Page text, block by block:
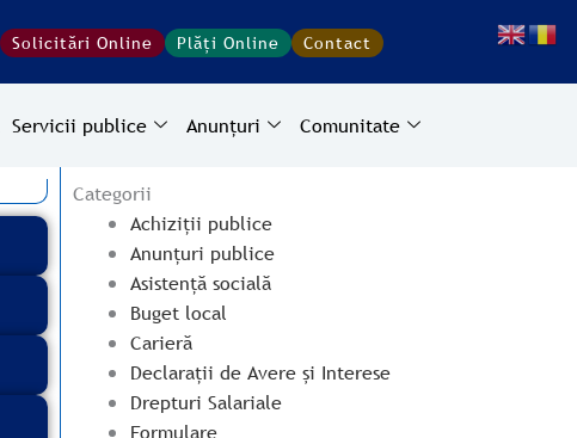
Solicitări Online Plăți Online Contact
Servicii publice Anunțuri Comunitate
Categorii
Achiziții publice
Anunțuri publice
Asistență socială
Buget local
Carieră
Declarații de Avere și Interese
Drepturi Salariale
Formulare